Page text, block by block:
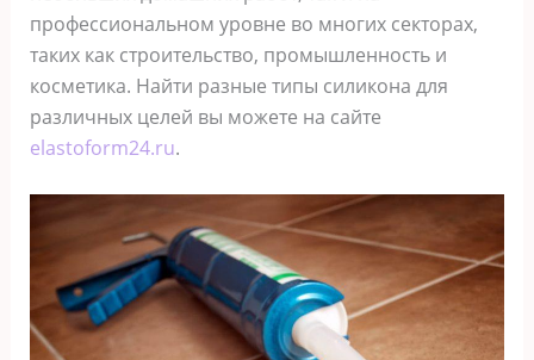
профессиональном уровне во многих секторах,
таких как строительство, промышленность и
косметика. Найти разные типы силикона для
различных целей вы можете на сайте
elastoform24.ru.